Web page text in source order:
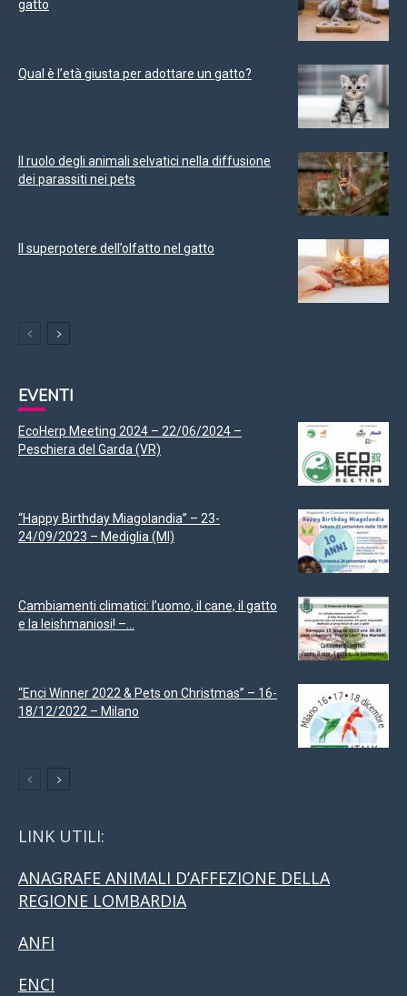
gatto
Qual è l’età giusta per adottare un gatto?
Il ruolo degli animali selvatici nella diffusione
dei parassiti nei pets
Il superpotere dell’olfatto nel gatto
EVENTI
EcoHerp Meeting 2024 – 22/06/2024 –
Peschiera del Garda (VR)
“Happy Birthday Miagolandia” – 23-
24/09/2023 – Mediglia (MI)
Cambiamenti climatici: l’uomo, il cane, il gatto
e la leishmaniosi! –...
“Enci Winner 2022 & Pets on Christmas” – 16-
18/12/2022 – Milano
LINK UTILI:
ANAGRAFE ANIMALI D’AFFEZIONE DELLA
REGIONE LOMBARDIA
ANFI
ENCI